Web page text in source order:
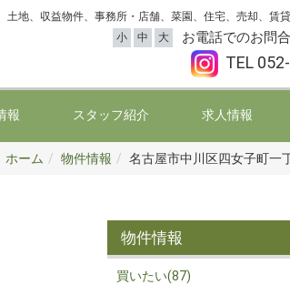
土地、収益物件、事務所・店舗、菜園、住宅、売却、賃
お電話でのお問
TEL
小 中 大
報 スタッフ紹介 求人情報
ホーム 物件情報 名古屋市中川区四女子町一
物件情報
買いたい(87)